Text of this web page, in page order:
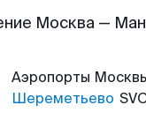
Москва —
Аэропорты
Шереметьево